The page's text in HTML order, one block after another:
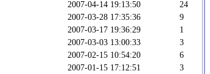
2007-04-14 19:13:50
24
2007-03-28 17:35:36
9
2007-03-17 19:36:29
1
2007-03-03 13:00:33
3
2007-02-15 10:54:20
6
2007-01-15 17:12:51
3